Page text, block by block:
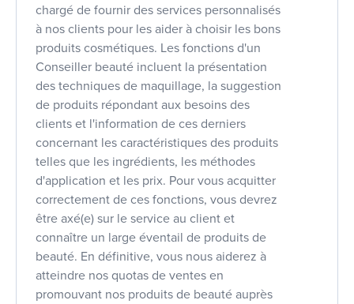
chargé de fournir des services personnalisés
à nos clients pour les aider à choisir les bons
produits cosmétiques. Les fonctions d'un
Conseiller beauté incluent la présentation
des techniques de maquillage, la suggestion
de produits répondant aux besoins des
clients et l'information de ces derniers
concernant les caractéristiques des produits
telles que les ingrédients, les méthodes
d'application et les prix. Pour vous acquitter
correctement de ces fonctions, vous devrez
être axé(e) sur le service au client et
connaître un large éventail de produits de
beauté. En définitive, vous nous aiderez à
atteindre nos quotas de ventes en
promouvant nos produits de beauté auprès